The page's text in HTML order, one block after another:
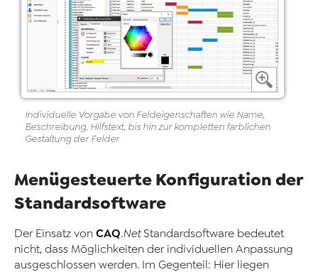
Individuelle Vorgabe von Feldeigenschaften wie Name,
Beschreibung, Hilfstext, bis hin zur kompletten farblichen
Gestaltung der Felder
Menügesteuerte Konfiguration der
Standardsoftware
Der Einsatz von CAQ.NetStandardsoftware bedeutet
nicht, dass Möglichkeiten der individuellen Anpassung
ausgeschlossen werden. Im Gegenteil: Hier liegen